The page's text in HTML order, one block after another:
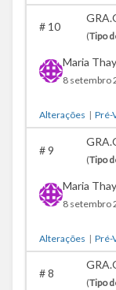
#10
(Tipo
Maria
8 setembro
Alterações | Pré-
#9
(Tipo
Maria
8 setembro
Alterações | Pré-
#8
(Tipo